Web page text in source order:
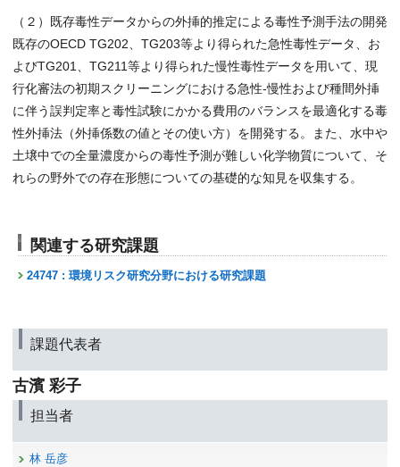
（２）既存毒性データからの外挿的推定による毒性予測手法の開発
既存のOECD TG202、TG203等より得られた急性毒性データ、お
よびTG201、TG211等より得られた慢性毒性データを用いて、現
行化審法の初期スクリーニングにおける急性-慢性および種間外挿
に伴う誤判定率と毒性試験にかかる費用のバランスを最適化する毒
性外挿法（外挿係数の値とその使い方）を開発する。また、水中や
土壌中での全量濃度からの毒性予測が難しい化学物質について、そ
れらの野外での存在形態についての基礎的な知見を収集する。
関連する研究課題
24747 : 環境リスク研究分野における研究課題
課題代表者
古濱 彩子
担当者
林 岳彦